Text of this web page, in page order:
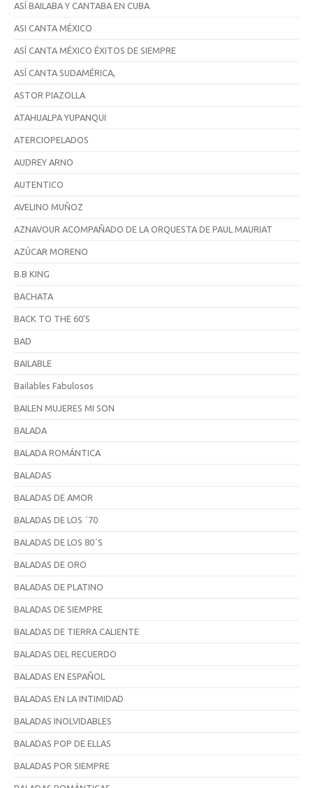
ASÍ BAILABA Y CANTABA EN CUBA
ASI CANTA MÉXICO
ASÍ CANTA MÉXICO ÉXITOS DE SIEMPRE
ASÍ CANTA SUDAMÉRICA,
ASTOR PIAZOLLA
ATAHUALPA YUPANQUI
ATERCIOPELADOS
AUDREY ARNO
AUTENTICO
AVELINO MUÑOZ
AZNAVOUR ACOMPAÑADO DE LA ORQUESTA DE PAUL MAURIAT
AZÚCAR MORENO
B.B KING
BACHATA
BACK TO THE 60'S
BAD
BAILABLE
Bailables Fabulosos
BAILEN MUJERES MI SON
BALADA
BALADA ROMÁNTICA
BALADAS
BALADAS DE AMOR
BALADAS DE LOS ´70
BALADAS DE LOS 80´S
BALADAS DE ORO
BALADAS DE PLATINO
BALADAS DE SIEMPRE
BALADAS DE TIERRA CALIENTE
BALADAS DEL RECUERDO
BALADAS EN ESPAÑOL
BALADAS EN LA INTIMIDAD
BALADAS INOLVIDABLES
BALADAS POP DE ELLAS
BALADAS POR SIEMPRE